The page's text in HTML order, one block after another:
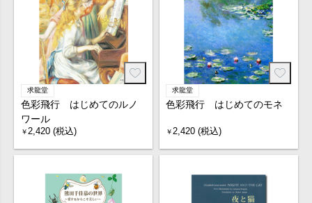
求龍堂
色彩飛行 はじめてのルノ
ワール
￥ 2,420 (税込)
求龍堂
色彩飛行 はじめてのモネ
￥ 2,420 (税込)